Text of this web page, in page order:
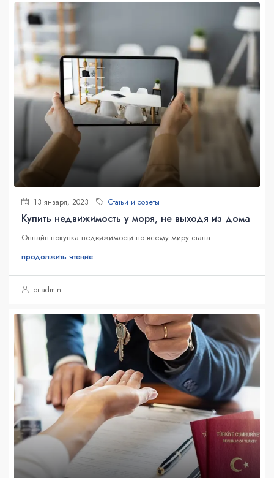
13 января, 2023 Статьи и советы
Купить недвижимость у моря, не выходя из дома
Онлайн-покупка недвижимости по всему миру стала...
продолжить чтение
от admin